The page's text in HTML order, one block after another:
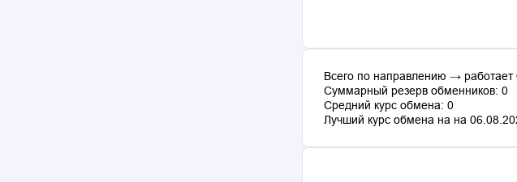
Всего по направлению →
Суммарный резерв обменников: 0
Средний курс обмена: 0
Лучший курс обмена на на